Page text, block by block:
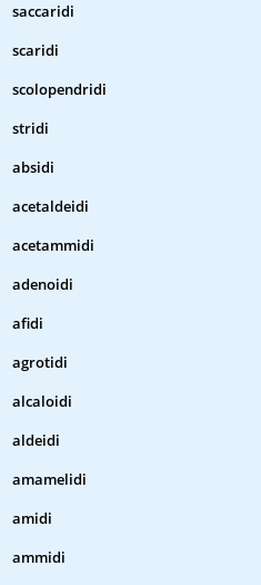
saccaridi
scaridi
scolopendridi
stridi
absidi
acetaldeidi
acetammidi
adenoidi
afidi
agrotidi
alcaloidi
aldeidi
amamelidi
amidi
ammidi